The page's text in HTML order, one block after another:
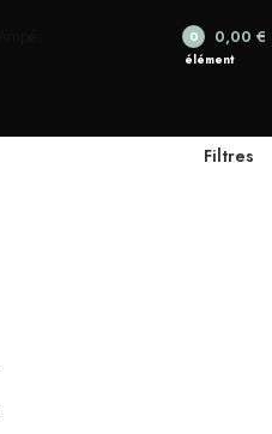
0
élément
0,00 €
Filtres